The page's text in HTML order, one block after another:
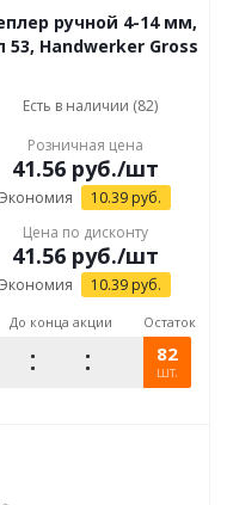
ручной 4-14 мм,
53, Handwerker Gross
Есть в наличии (82)
Розничная цена
41.56руб./шт
Экономия 10.39 руб.
Цена по дисконту
41.56руб./шт
Экономия 10.39 руб.
До конца акции Остаток
82
шт.